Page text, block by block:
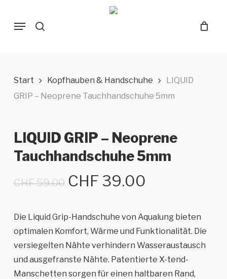
Menu
Start Kopfhauben & Handschuhe
LIQUID
GRIP – Neoprene Tauchhandschuhe 5mm
LIQUID GRIP – Neoprene
Tauchhandschuhe 5mm
CHF59.00 Ursprünglicher
war:
CHF 59.00
CHF 39.00
ist:
CHF 39.00.
Die Liquid Grip-Handschuhe von Aqualung bieten
optimalen Komfort, Wärme und Funktionalität. Die
versiegelten Nähte verhindern Wasseraustausch
und ausgefranste Nähte. Patentierte X-tend-
Manschetten sorgen für einen haltbaren Rand,